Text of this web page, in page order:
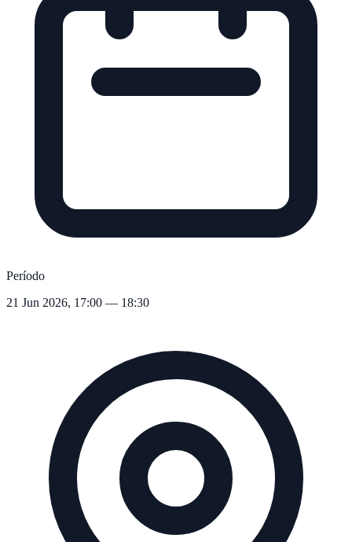
Período
21 Jun 2026, 17:00 — 18:30